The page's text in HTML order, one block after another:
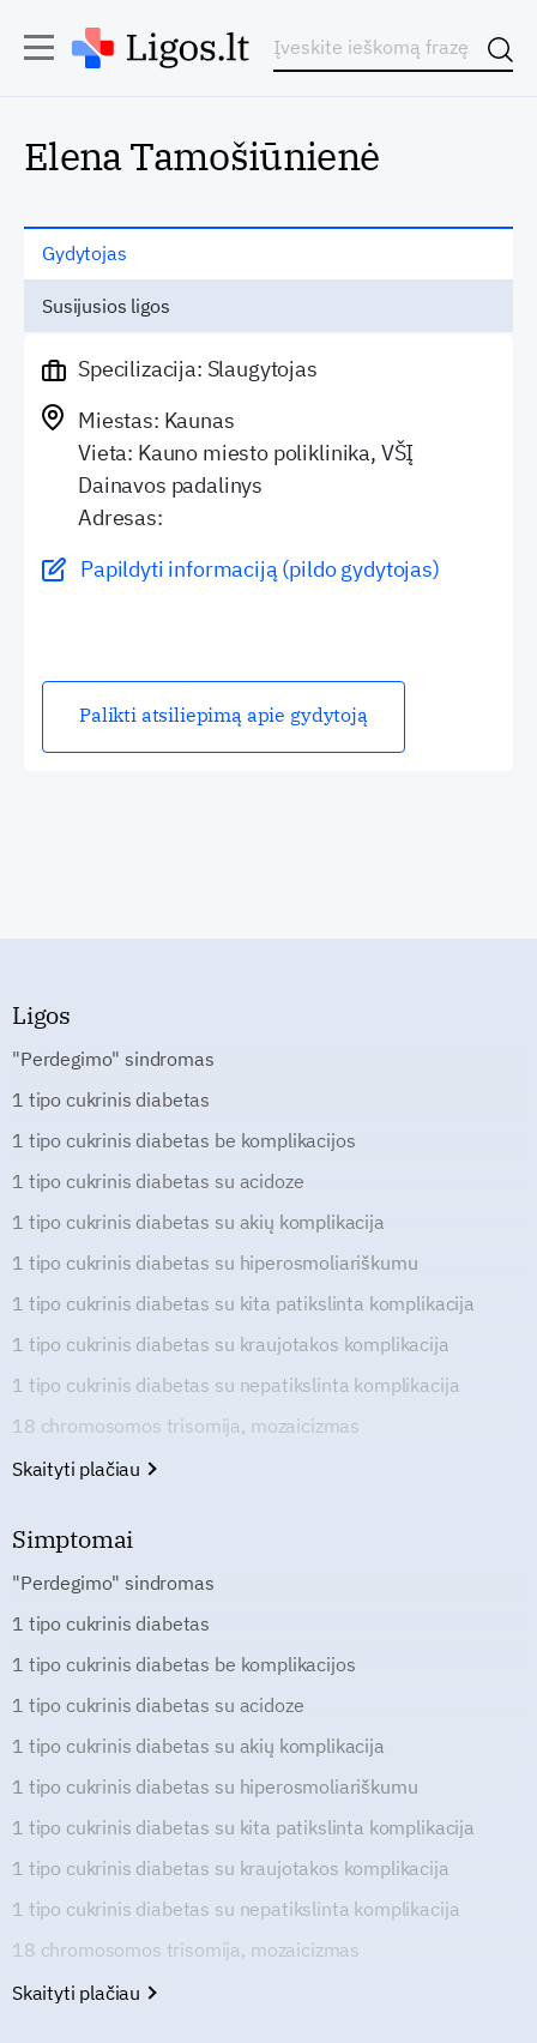
Elena Tamošiūnienė
Gydytojas
Susijusios ligos
Specilizacija: Slaugytojas
Miestas: Kaunas
Vieta: Kauno miesto poliklinika, VŠĮ
Dainavos padalinys
Adresas:
Papildyti informaciją (pildo gydytojas)
Palikti atsiliepimą apie gydytoją
Ligos
"Perdegimo" sindromas
1 tipo cukrinis diabetas
1 tipo cukrinis diabetas be komplikacijos
1 tipo cukrinis diabetas su acidoze
1 tipo cukrinis diabetas su akių komplikacija
1 tipo cukrinis diabetas su hiperosmoliariškumu
1 tipo cukrinis diabetas su kita patikslinta komplikacija
1 tipo cukrinis diabetas su kraujotakos komplikacija
1 tipo cukrinis diabetas su nepatikslinta komplikacija
18 chromosomos trisomija, mozaicizmas
Skaityti plačiau
Simptomai
"Perdegimo" sindromas
1 tipo cukrinis diabetas
1 tipo cukrinis diabetas be komplikacijos
1 tipo cukrinis diabetas su acidoze
1 tipo cukrinis diabetas su akių komplikacija
1 tipo cukrinis diabetas su hiperosmoliariškumu
1 tipo cukrinis diabetas su kita patikslinta komplikacija
1 tipo cukrinis diabetas su kraujotakos komplikacija
1 tipo cukrinis diabetas su nepatikslinta komplikacija
18 chromosomos trisomija, mozaicizmas
Skaityti plačiau